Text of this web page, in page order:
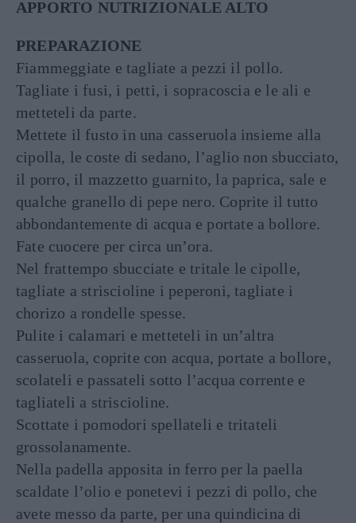
APPORTO NUTRIZIONALE ALTO
PREPARAZIONE
Fiammeggiate e tagliate a pezzi il pollo.
Tagliate i fusi, i petti, i sopracoscia e le ali e
metteteli da parte.
Mettete il fusto in una casseruola insieme alla
cipolla, le coste di sedano, l’aglio non sbucciato,
il porro, il mazzetto guarnito, la paprica, sale e
qualche granello di pepe nero. Coprite il tutto
abbondantemente di acqua e portate a bollore.
Fate cuocere per circa un’ora.
Nel frattempo sbucciate e tritale le cipolle,
tagliate a striscioline i peperoni, tagliate i
chorizo a rondelle spesse.
Pulite i calamari e metteteli in un’altra
casseruola, coprite con acqua, portate a bollore,
scolateli e passateli sotto l’acqua corrente e
tagliateli a striscioline.
Scottate i pomodori spellateli e tritateli
grossolanamente.
Nella padella apposita in ferro per la paella
scaldate l’olio e ponetevi i pezzi di pollo, che
avete messo da parte, per una quindicina di